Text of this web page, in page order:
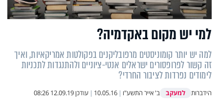
למי יש מקום באקדמיה?
למה יש יותר קומוניסטים מרפובליקנים בפקולטות אמריקאיות, ואיך
זה קשור לפרופסורים ישראלים אנטי-ציוניים ולהתנגדות לתכניות
לימודים נפרדות לציבור החרדי?
הידברות למעקב ב' אייר התשע"ו |
10.05.16
| עודכן12.09.19 08:26